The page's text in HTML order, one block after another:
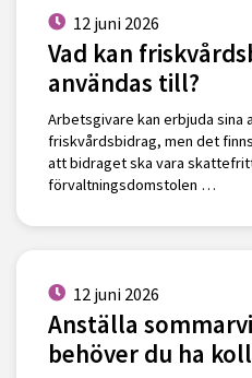
12 juni 2026
Vad kan
användas till?
Arbetsgivare kan erbjuda sina
friskvårdsbidrag, men det
att bidraget ska vara
förvaltningsdomstolen …
12 juni 2026
Anställa
behöver du ha